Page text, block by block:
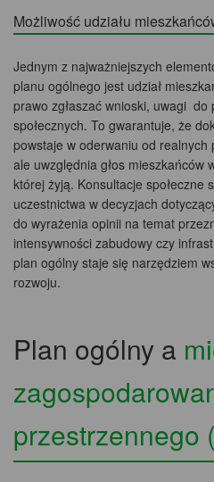
Możliwość udziału
Jednym z najważniejszych
planu ogólnego jest udział
prawo zgłaszać wnioski, uwagi
społecznych. To gwarantuje, że
powstaje w oderwaniu od realnych
ale uwzględnia głos mieszkańców
której żyją. Konsultacje społeczne
uczestnictwa w decyzjach
do wyrażenia opinii na temat
intensywności zabudowy czy
plan ogólny staje się narzędziem
rozwoju.
Plan ogólny a
przestrzennego